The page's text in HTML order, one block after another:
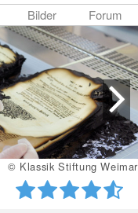
Bilder Forum
© Klassik Stiftung Weimar